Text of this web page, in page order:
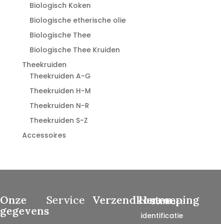
Biologisch Koken
Biologische etherische olie
Biologische Thee
Biologische Thee Kruiden
Theekruiden
Theekruiden A-G
Theekruiden H-M
Theekruiden N-R
Theekruiden S-Z
Accessoires
Onze
gegevens
Service Verzendkosten
Herroeping
Contract
identificatie